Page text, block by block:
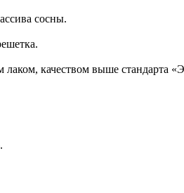
сосны.
качеством выше стандарта